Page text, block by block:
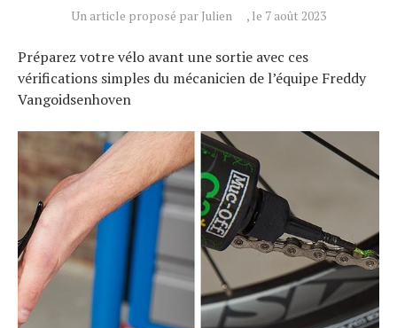
Un article proposé par Julien , le 7 août 2023
Préparez votre vélo avant une sortie avec ces
vérifications simples du mécanicien de l’équipe Freddy
Vangoidsenhoven